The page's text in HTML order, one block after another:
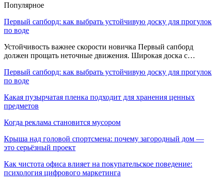
Популярное
Первый сапборд: как выбрать устойчивую доску для прогулок
по воде
Устойчивость важнее скорости новичка Первый сапборд
должен прощать неточные движения. Широкая доска с…
Первый сапборд: как выбрать устойчивую доску для прогулок
по воде
Какая пузырчатая пленка подходит для хранения ценных
предметов
Когда реклама становится мусором
Крыша над головой спортсмена: почему загородный дом —
это серьёзный проект
Как чистота офиса влияет на покупательское поведение:
психология цифрового маркетинга